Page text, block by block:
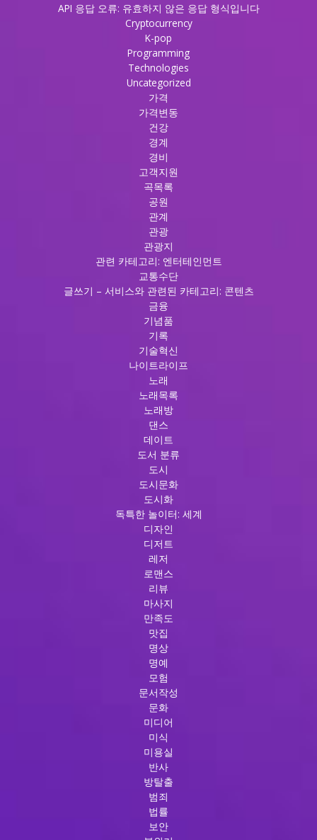
API 응답 오류: 유효하지 않은 응답 형식입니다
Cryptocurrency
K-pop
Programming
Technologies
Uncategorized
가격
가격변동
건강
경계
경비
고객지원
곡목록
공원
관계
관광
관광지
관련 카테고리: 엔터테인먼트
교통수단
글쓰기 – 서비스와 관련된 카테고리: 콘텐츠
금융
기념품
기록
기술혁신
나이트라이프
노래
노래목록
노래방
댄스
데이트
도서 분류
도시
도시문화
도시화
독특한 놀이터: 세계
디자인
디저트
레저
로맨스
리뷰
마사지
만족도
맛집
명상
명예
모험
문서작성
문화
미디어
미식
미용실
반사
방탈출
범죄
법률
보안